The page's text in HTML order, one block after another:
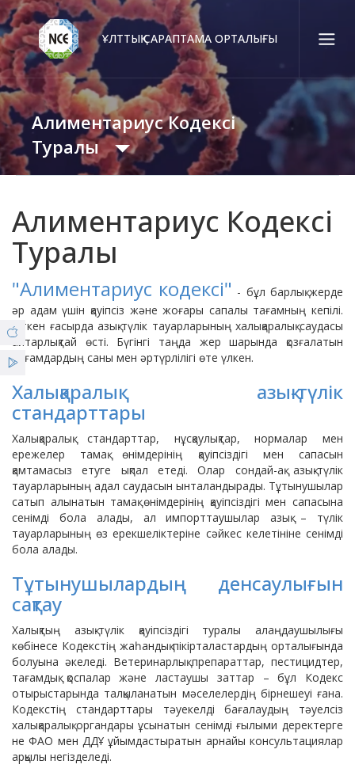
ҰЛТТЫҚ САРАПТАМА ОРТАЛЫҒЫ
Қаз Рус
Eng
Байланыс орталығы:
58-85-55, 258-85-55 (Алматы)
+7 (7277) 27-70-67 (Қонаев
)
Біз туралы
Филиалдар
Қызметтер
Жаңалықтар
ҰСО жаршысы
© Copyright 2019 - nce.kz - all rights reserved.
Алиментариус Кодексі
Туралы
Ведомствоаралық Үйлестіру Кеңесі
Комитеттер
Алиментариус Кодексі
Туралы
"Алиментариус кодексі" - бұл барлық жерде
әр адам үшін қауіпсіз және жоғары сапалы тағамның кепілі.
Өткен ғасырда азық-түлік тауарларының халықаралық саудасы
айтарлықтай өсті. Бүгінгі таңда жер шарында қозғалатын
тағамдардың саны мен әртүрлілігі өте үлкен.
Халықаралық азық-түлік
стандарттары
Халықаралық стандарттар, нұсқаулықтар, нормалар мен
ережелер тамақ өнімдерінің қауіпсіздігі мен сапасын
қамтамасыз етуге ықпал етеді. Олар сондай-ақ азық-түлік
тауарларының адал саудасын ынталандырады. Тұтынушылар
сатып алынатын тамақ өнімдерінің қауіпсіздігі мен сапасына
сенімді бола алады, ал импорттаушылар азық – түлік
тауарларының өз ерекшеліктеріне сәйкес келетініне сенімді
бола алады.
Тұтынушылардың денсаулығын
сақтау
Халықтың азық-түлік қауіпсіздігі туралы алаңдаушылығы
көбінесе Кодекстің жаһандық пікірталастардың орталығында
болуына әкеледі. Ветеринарлық препараттар, пестицидтер,
тағамдық қоспалар және ластаушы заттар – бұл Кодекс
отырыстарында талқыланатын мәселелердің бірнешеуі ғана.
Кодекстің стандарттары тәуекелді бағалаудың тәуелсіз
халықаралық органдары ұсынатын сенімді ғылыми деректерге
не ФАО мен ДДҰ ұйымдастыратын арнайы консультациялар
арқылы негізделеді.